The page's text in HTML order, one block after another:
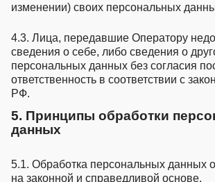
изменении) своих персональных
4.3. Лица, передавшие Оператору
сведения о себе, либо сведения о
персональных данных без согласия
ответственность в соответствии с
РФ.
5. Принципы обработки
данных
5.1. Обработка персональных данных
на законной и справедливой основе.